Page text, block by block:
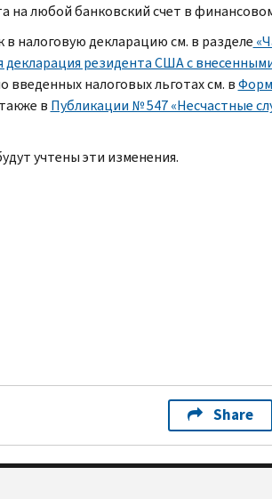
на любой банковский счет в
налоговую декларацию см. в разделе
резидента США с
налоговых льготах см. в
в Публикации № 547 «Несчастные
учтены эти изменения.
Share